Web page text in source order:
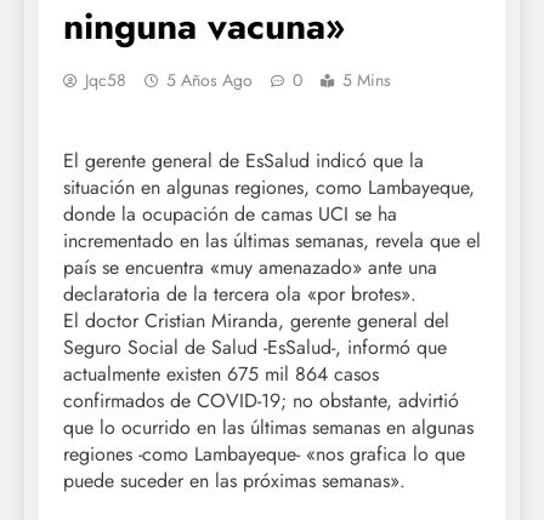
ninguna vacuna»
Jqc58 5 Años Ago 0 5 Mins
El gerente general de EsSalud indicó que la
situación en algunas regiones, como Lambayeque,
donde la ocupación de camas UCI se ha
incrementado en las últimas semanas, revela que el
país se encuentra «muy amenazado» ante una
declaratoria de la tercera ola «por brotes».
El doctor Cristian Miranda, gerente general del
Seguro Social de Salud -EsSalud-, informó que
actualmente existen 675 mil 864 casos
confirmados de COVID-19; no obstante, advirtió
que lo ocurrido en las últimas semanas en algunas
regiones -como Lambayeque- «nos grafica lo que
puede suceder en las próximas semanas».